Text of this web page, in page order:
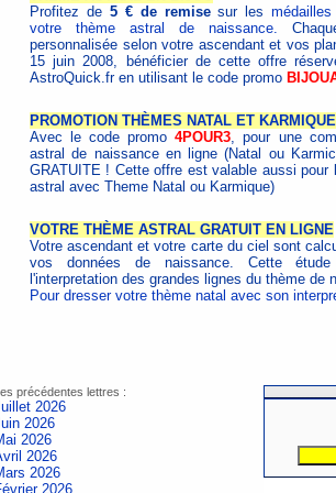
Profitez de5 € de remisesur les
votre thème astral de naissance.
personnalisée selon votre ascendant et vos
15 juin 2008, bénéficier de cette offre
AstroQuick.fr en utilisant le code promo
PROMOTION THÈMES NATAL ET KARMIQUE
Avec le code promo4POUR3, pour une
astral de naissance en ligne (Natal ou
GRATUITE ! Cette offre est valable aussi pour
astral avec Theme Natal ou Karmique)
VOTRE THÈME ASTRAL GRATUIT EN LIGNE
Votre ascendant et votre carte du ciel sont
vos données de naissance. Cette étude
l'interpretation des grandes lignes du thème de
Pour dresser votre thème natal avec son
précédentes lettres :
2026
2026
2026
2026
2026
2026